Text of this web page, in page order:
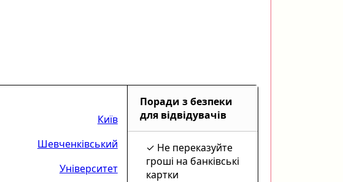
Київ
Шевченківський
Університет
Поради з безпеки
для відвідувачів
Не переказуйте
гроші на банківські
картки